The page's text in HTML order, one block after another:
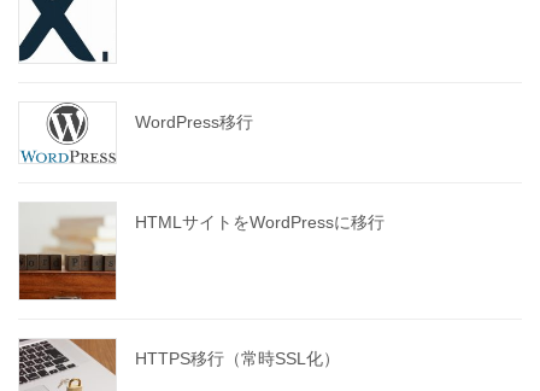
WordPress移行
HTMLサイトをWordPressに移行
HTTPS移行（常時SSL化）